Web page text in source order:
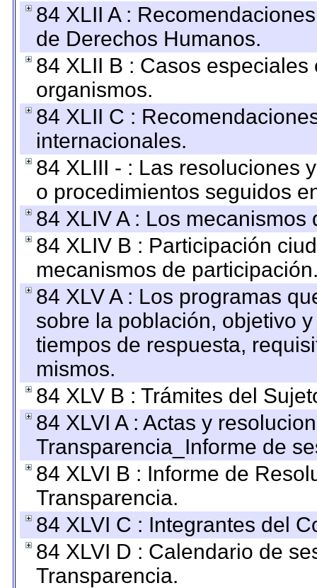
84 XLII A :
de Derechos Humanos.
84 XLII B : Casos
organismos.
84 XLII C :
internacionales.
84 XLIII - : Las resoluciones
o procedimientos seguidos
84 XLIV A : Los
84 XLIV B : Participación
mecanismos de
84 XLV A : Los programas
sobre la población, objetivo
tiempos de respuesta,
mismos.
84 XLV B : Trámites del
84 XLVI A : Actas y
Transparencia_Informe de
84 XLVI B : Informe de
Transparencia.
84 XLVI C : Integrantes del
84 XLVI D : Calendario de
Transparencia.